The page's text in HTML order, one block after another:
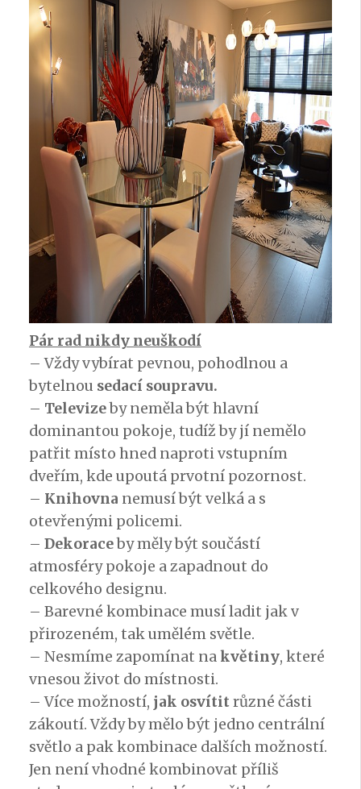
Pár rad nikdy neuškodí
– Vždy vybírat pevnou, pohodlnou a
bytelnou sedací soupravu.
– Televizeby neměla být hlavní
dominantou pokoje, tudíž by jí nemělo
patřit místo hned naproti vstupním
dveřím, kde upoutá prvotní pozornost.
– Knihovna nemusí být velká a s
otevřenými policemi.
– Dekoraceby měly být součástí
atmosféry pokoje a zapadnout do
celkového designu.
– Barevné kombinace musí ladit jak v
přirozeném, tak umělém světle.
– Nesmíme zapomínat nakvětiny, které
vnesou život do místnosti.
– Více možností, jak osvítitrůzné části
zákoutí. Vždy by mělo být jedno centrální
světlo a pak kombinace dalších možností.
Jen není vhodné kombinovat příliš